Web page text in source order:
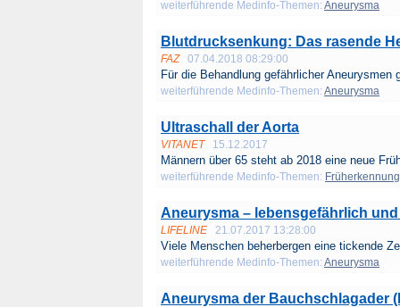
weiterführende Medinfo-Themen: Aneurysma
Blutdrucksenkung: Das rasende
FAZ 07.04.2018 08:29:00
Für die Behandlung gefährlicher Aneurysmen
weiterführende Medinfo-Themen: Aneurysma
Ultraschall der Aorta
VITANET 15.12.2017
Männern über 65 steht ab 2018 eine neue
weiterführende Medinfo-Themen:
Aneurysma – lebensgefährlich
LIFELINE 21.07.2017 13:28:00
Viele Menschen beherbergen eine tickende
weiterführende Medinfo-Themen: Aneurysma
Aneurysma der Bauchschlagader